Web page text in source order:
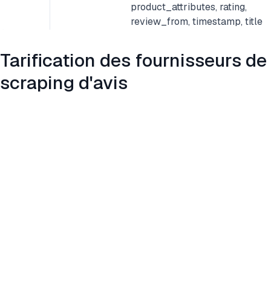
product_attributes, rating,
review_from, timestamp, title
Tarification des fournisseurs de
scraping d'avis